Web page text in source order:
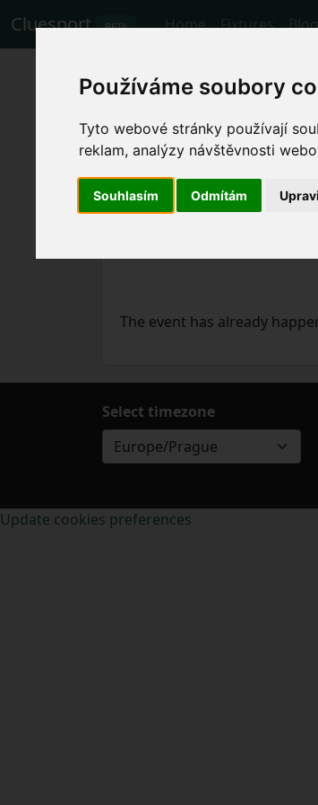
Používáme soubory
Tyto webové stránky používají
reklam, analýzy návštěvnosti
Souhlasím Odmítám
Cluesport BETA Home Fixtures Blog
The best
football
The event has already
Select timezone
Europe/Prague
Update cookies preferences